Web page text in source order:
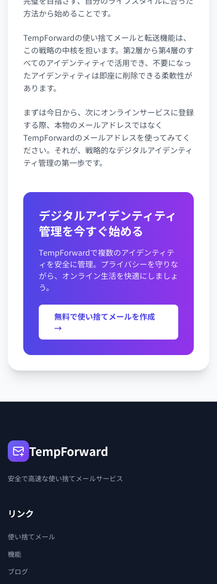
方法から始めることです。
TempForwardの使い捨てメールと転送機能は、
この戦略の中核を担います。第2層から第4層のす
べてのアイデンティティで活用でき、不要になっ
たアイデンティティは即座に削除できる柔軟性が
あります。
まずは今日から、次にオンラインサービスに登録
する際、本物のメールアドレスではなく
TempForwardのメールアドレスを使ってみてく
ださい。それが、戦略的なデジタルアイデンティ
ティ管理の第一歩です。
デジタルアイデンティティ
管理を今すぐ始める
TempForwardで複数のアイデンティテ
ィを安全に管理。プライバシーを守りな
がら、オンライン生活を快適にしましょ
う。
無料で使い捨てメールを作成
→
TempForward
安全で高速な使い捨てメールサービス
リンク
使い捨てメール
機能
ブログ